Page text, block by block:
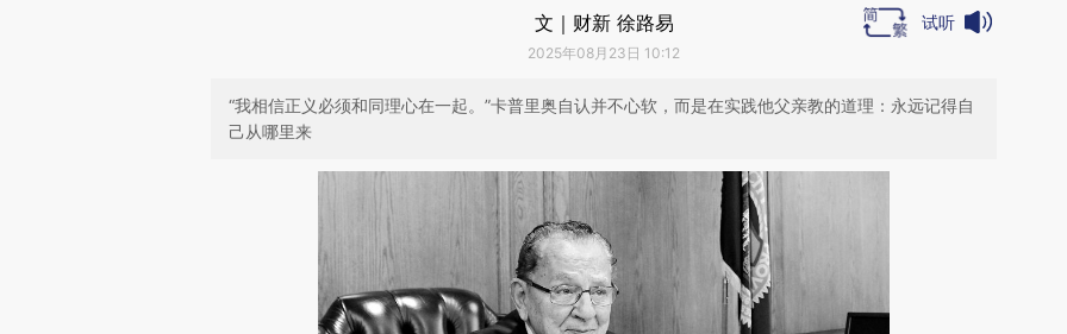
文｜财新 徐路易
2025年08月23日 10:12
试听
“我相信正义必须和同理心在一起。”卡普里奥自认并不心软，而是在实践他父亲教的道理：永远记得自
己从哪里来